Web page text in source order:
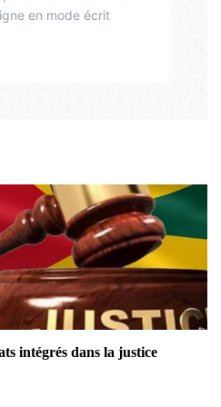
en mode écrit
intégrés dans la justice